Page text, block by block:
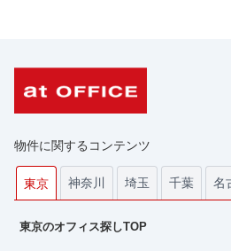
物件に関するコンテンツ
東京 神奈川 埼玉 千葉 名
東京のオフィス探しTOP